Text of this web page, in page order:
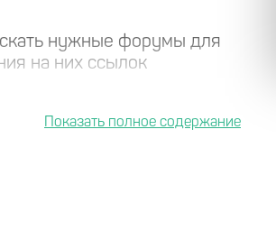
нужные форумы для
на них ссылок